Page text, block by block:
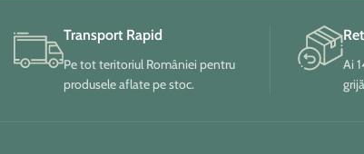
Transport Rapid
Pe tot teritoriul României pentru
produsele aflate pe stoc.
Ai